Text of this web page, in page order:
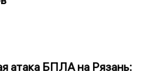
атака БПЛА на Рязань: